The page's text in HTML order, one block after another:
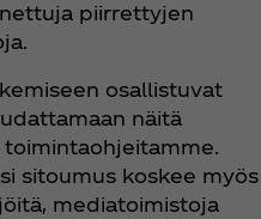
piirrettyjen
osallistuvat
näitä
sitoumus koskee myös
mediatoimistoja